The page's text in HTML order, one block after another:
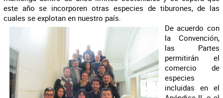
este año se incorporen otras especies de tiburones, de las
cuales se explotan en nuestro país.
De acuerdo con
la Convención,
las Partes
permitirán el
comercio de
especies
incluidas en el